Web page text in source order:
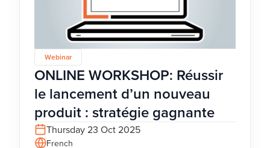
Webinar
ONLINE WORKSHOP: Réussir
le lancement d’un nouveau
produit : stratégie gagnante
Thursday 23 Oct 2025
French